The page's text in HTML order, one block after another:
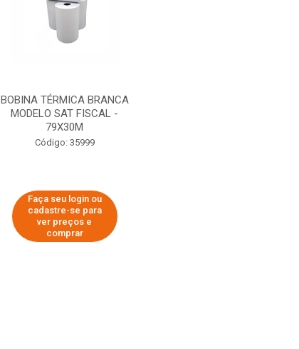
BOBINA TÉRMICA BRANCA
MODELO SAT FISCAL -
79X30M
Código: 35999
Faça seu login ou
cadastre-se para
ver preços e
comprar